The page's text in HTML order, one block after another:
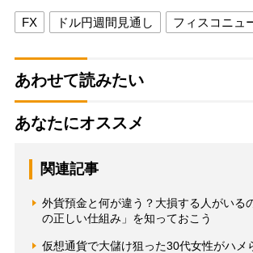
FX ドル円週間見通し フィスコニュ
あわせて読みたい
あなたにオススメ
関連記事
外貨預金と何が違う？大損する人がいる
の正しい仕組み」を知っておこう
仮想通貨で大儲け狙った30代女性がハメ